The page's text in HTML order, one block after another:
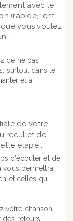
avec le
(rapide, lent,
vous voulez
:
de ne pas
surtout dans le
et à
de votre
recul et de
étape :
d’écouter et de
vous permettra
et celles qui
votre chanson
retours.